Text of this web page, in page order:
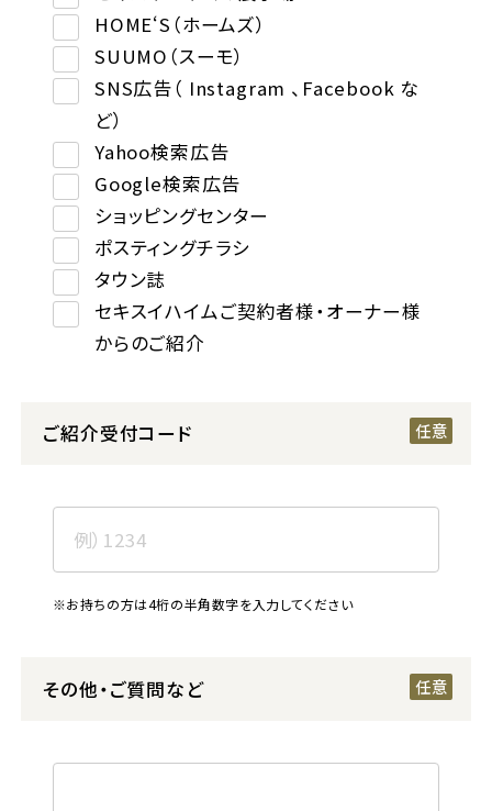
HOME‘S（ホームズ）
SUUMO（スーモ）
SNS広告（ Instagram 、Facebook な
ど）
Yahoo検索広告
Google検索広告
ショッピングセンター
ポスティングチラシ
タウン誌
セキスイハイムご契約者様・オーナー様
からのご紹介
ご紹介受付コード
※お持ちの方は4桁の半角数字を入力してください
その他・ご質問など